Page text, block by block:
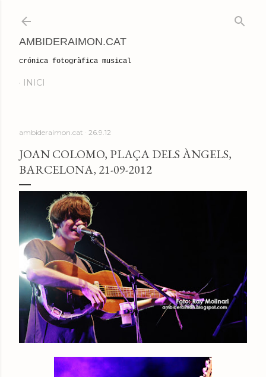
AMBIDERAIMON.CAT
crónica fotogràfica musical
INICI
ambideraimon.cat 26.9.12
JOAN COLOMO, PLAÇA DELS ÀNGELS,
BARCELONA, 21-09-2012